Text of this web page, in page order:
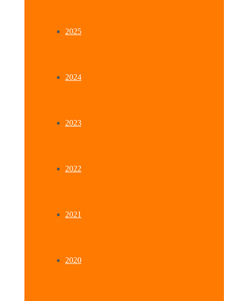
2025
2024
2023
2022
2021
2020